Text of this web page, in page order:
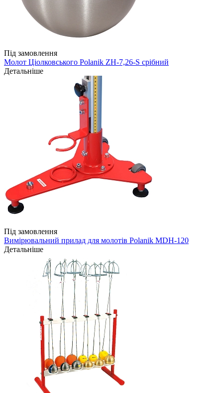
Під замовлення
Молот Ціолковського Polanik ZH-7,26-S срібний
Детальніше
Під замовлення
Вимірювальний прилад для молотів Polanik MDH-120
Детальніше